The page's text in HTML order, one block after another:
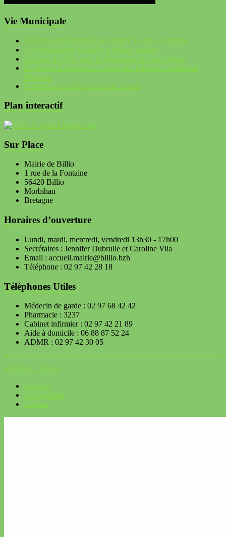
Vie Municipale
Désimperméabilisation du trottoir rue de la Fontaine
Communication Enquête publique unique
Collecte de dons pour la rénovation de notre église
Evolution du transport scolaire sur le bassin scolaire de
Ploërmel
Formation à la lutte contre les taupes
Plan interactif
Sur Place
Mairie de Billio
1 rue de la Fontaine
56420 Billio
Morbihan
Bretagne
Horaires d’ouverture
Lundi, mardi, mercredi, vendredi 13h30 - 17h00
Secrétaires : Jennifer Dubrulle et Caroline Vila
Email : accueil.mairie@billio.bzh
Téléphone : 02 97 42 28 18
Téléphones Utiles
Médecin de garde : 02 97 68 42 42
Pharmacie : 3237
Cabinet infirmier : 02 97 42 21 89
Aide à domicile : 06 88 87 52 24
ADMR : 02 97 42 30 05
Mentions Légales
Sitemap
Accessibilité
Contact